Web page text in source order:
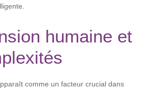
humaine et
comme un facteur crucial dans